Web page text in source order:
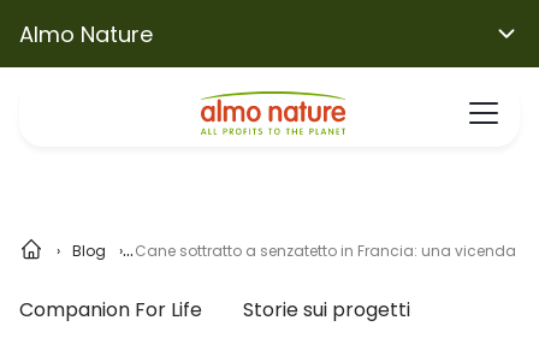
Almo Nature
Blog Cane sottratto a senzatetto in Francia: una vicenda
Companion For Life Storie sui progetti